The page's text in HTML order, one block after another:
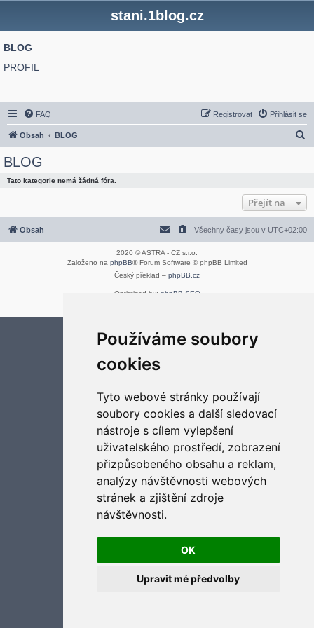
Používáme soubory
cookies
Tyto webové stránky používají
soubory cookies a další sledovací
nástroje s cílem vylepšení
uživatelského prostředí, zobrazení
přizpůsobeného obsahu a reklam,
analýzy návštěvnosti webových
stránek a zjištění zdroje
návštěvnosti.
OK
Upravit mé předvolby
stani.1blog.cz
BLOG
PROFIL
FAQ Přihlásit se
Registrovat
Obsah BLOG
t
BLOG
Tato kategorie nemá žádná fóra.
Přejít na
Obsah Všechny časy jsou v UTC+02:00
2020 © ASTRA - CZ s.r.o.
Založeno na phpBB® Forum Software © phpBB Limited
Český překlad – phpBB.cz
Optimized by: phpBB SEO
Aktualizujte předvolby souborů cookies